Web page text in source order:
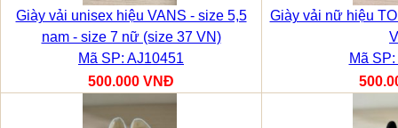
Giày vải unisex hiệu VANS - size 5,5
nam - size 7 nữ (size 37 VN)
Mã SP: AJ10451
500.000 VNĐ
Giày vải nữ hiệu
Mã